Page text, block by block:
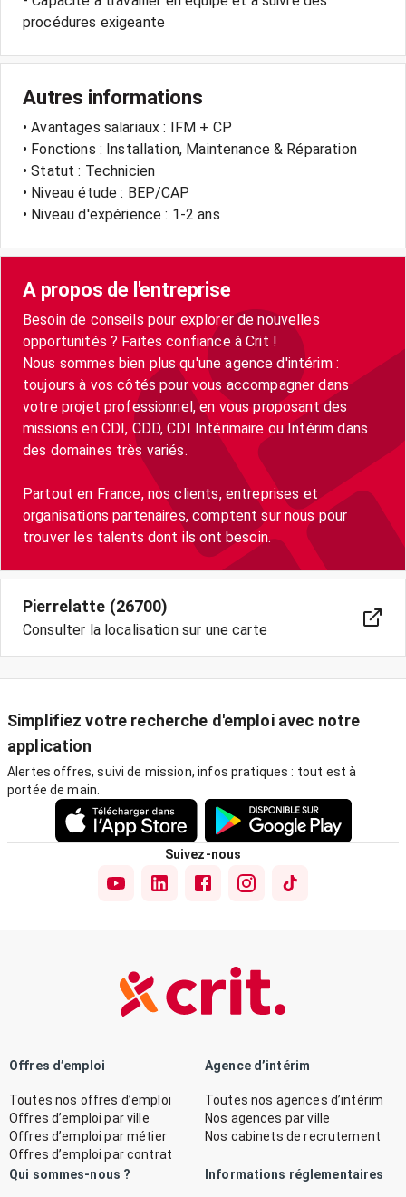
procédures exigeante
Autres informations
• Avantages salariaux : IFM + CP
• Fonctions : Installation, Maintenance & Réparation
• Statut : Technicien
• Niveau étude : BEP/CAP
• Niveau d'expérience : 1-2 ans
A propos de l'entreprise
Besoin de conseils pour explorer de nouvelles
opportunités ? Faites confiance à Crit !
Nous sommes bien plus qu'une agence d'intérim :
toujours à vos côtés pour vous accompagner dans
votre projet professionnel, en vous proposant des
missions en CDI, CDD, CDI Intérimaire ou Intérim dans
des domaines très variés.
Partout en France, nos clients, entreprises et
organisations partenaires, comptent sur nous pour
trouver les talents dont ils ont besoin.
Pierrelatte (26700)
Consulter la localisation sur une carte
Simplifiez votre recherche d'emploi avec notre
application
Alertes offres, suivi de mission, infos pratiques : tout est à
portée de main.
Suivez-nous
Offres d’emploi
Toutes nos offres d’emploi
Offres d’emploi par ville
Offres d’emploi par métier
Offres d’emploi par contrat
Agence d’intérim
Toutes nos agences d’intérim
Nos agences par ville
Nos cabinets de recrutement
Qui sommes-nous ? Informations réglementaires